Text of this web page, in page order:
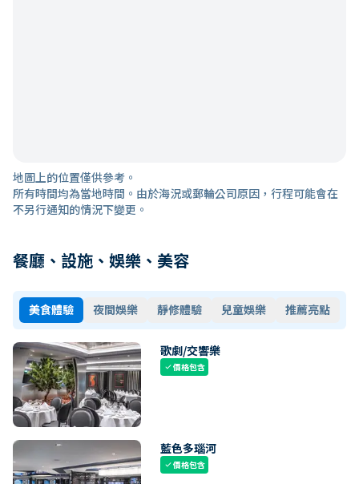
地圖上的位置僅供參考。
所有時間均為當地時間。由於海況或郵輪公司原因，行程可能會在
不另行通知的情況下變更。
餐廳、設施、娛樂、美容
美食體驗 夜間娛樂 靜修體驗 兒童娛樂 推薦亮點
歌劇/交響樂
check價格包含
藍色多瑙河
check價格包含